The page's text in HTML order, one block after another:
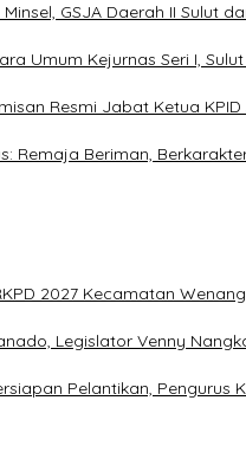
GSJA Daerah II Sulut
Umum Kejurnas Seri I,
Resmi Jabat Ketua
Remaja Beriman,
2027 Kecamatan Wenang
Legislator Venny
Pelantikan, Pengurus